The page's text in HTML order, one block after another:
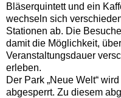
Bläserquintett und ein
wechseln sich
Stationen ab. Die
damit die Möglichkeit,
Veranstaltungsdauer
erleben.
Der Park „Neue Welt“
abgesperrt. Zu diesem